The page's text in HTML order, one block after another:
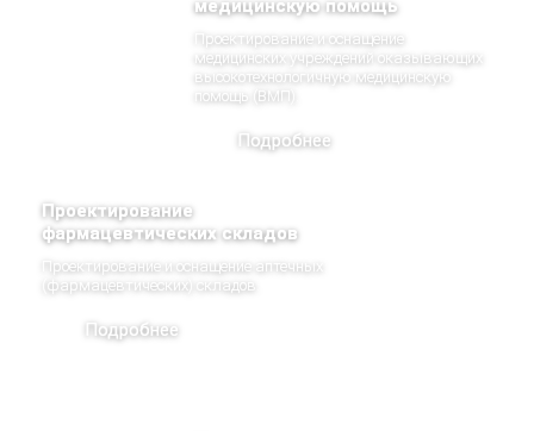
медицинскую помощь
Проектирование и оснащение
медицинских учреждений оказывающих
высокотехнологичную медицинскую
помощь (ВМП).
Подробнее
Проектирование
фармацевтических складов
Проектирование и оснащение аптечных
(фармацевтических) складов.
Подробнее